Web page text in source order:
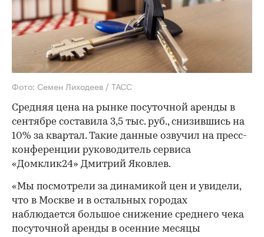
Фото: Семен Лиходеев / ТАСС
Средняя цена на рынке посуточной аренды в
сентябре составила 3,5 тыс. руб., снизившись на
10% за квартал. Такие данные озвучил на пресс-
конференции руководитель сервиса
«Домклик24» Дмитрий Яковлев.
«Мы посмотрели за динамикой цен и увидели,
что в Москве и в остальных городах
наблюдается большое снижение среднего чека
посуточной аренды в осенние месяцы